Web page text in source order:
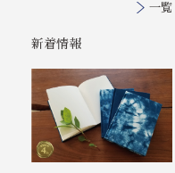
一覧
新着情報